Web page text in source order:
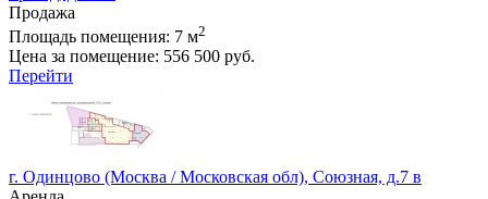
Продажа
Площадь помещения: 7 м2
Цена за помещение: 556 500 руб.
Перейти
г. Одинцово (Москва / Московская обл), Союзная, д.7 в